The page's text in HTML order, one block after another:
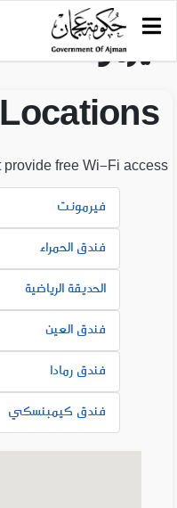
فيرمونت
free Wi-Fi access.
فيرمونت
فندق الحمراء
الحديقة الرياضية
فندق العين
فندق رمادا
فندق كيمبنسكي